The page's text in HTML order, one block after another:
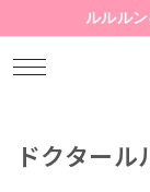
ルルル
ドクター